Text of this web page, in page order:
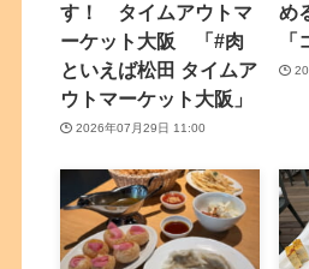
す！ タイムアウトマ
ーケット大阪 「#肉
といえば松田 タイムア
ウトマーケット大阪」
2026年07月29日 11:00
め